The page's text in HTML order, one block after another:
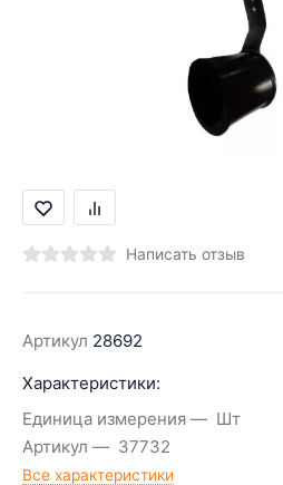
Написать отзыв
Артикул 28692
Характеристики:
Единица измерения
Шт
Артикул
37732
Все характеристики